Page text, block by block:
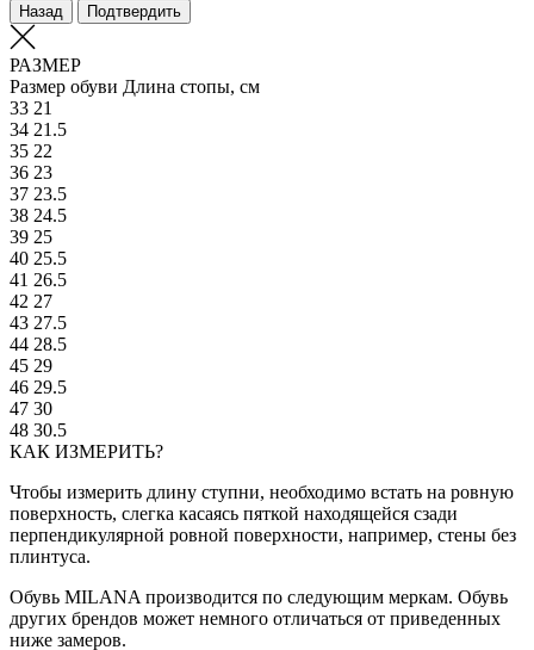
Назад Подтвердить
РАЗМЕР
Размер обуви Длина стопы, см
33 21
34 21.5
35 22
36 23
37 23.5
38 24.5
39 25
40 25.5
41 26.5
42 27
43 27.5
44 28.5
45 29
46 29.5
47 30
48 30.5
КАК ИЗМЕРИТЬ?
Чтобы измерить длину ступни, необходимо встать на ровную
поверхность, слегка касаясь пяткой находящейся сзади
перпендикулярной ровной поверхности, например, стены без
плинтуса.
Обувь MILANA производится по следующим меркам. Обувь
других брендов может немного отличаться от приведенных
ниже замеров.